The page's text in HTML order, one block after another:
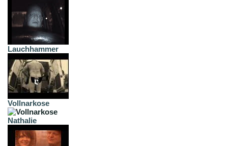
Lauchhammer
Vollnarkose
Nathalie